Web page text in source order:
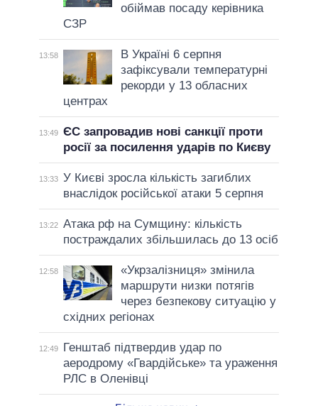
обіймав посаду керівника
СЗР
13:58
В Україні 6 серпня
зафіксували температурні
рекорди у 13 обласних
центрах
13:49 ЄС запровадив нові санкції проти
росії за посилення ударів по Києву
13:33 У Києві зросла кількість загиблих
внаслідок російської атаки 5 серпня
13:22 Атака рф на Сумщину: кількість
постраждалих збільшилась до 13 осіб
12:58
«Укрзалізниця» змінила
маршрути низки потягів
через безпекову ситуацію у
східних регіонах
12:49
Генштаб підтвердив удар по
аеродрому «Гвардійське» та ураження
РЛС в Оленівці